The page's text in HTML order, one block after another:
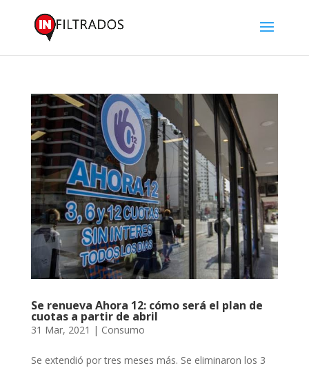
Se renueva Ahora 12: cómo será el plan de
cuotas a partir de abril
31 Mar, 2021 | Consumo
Se extendió por tres meses más. Se eliminaron los 3